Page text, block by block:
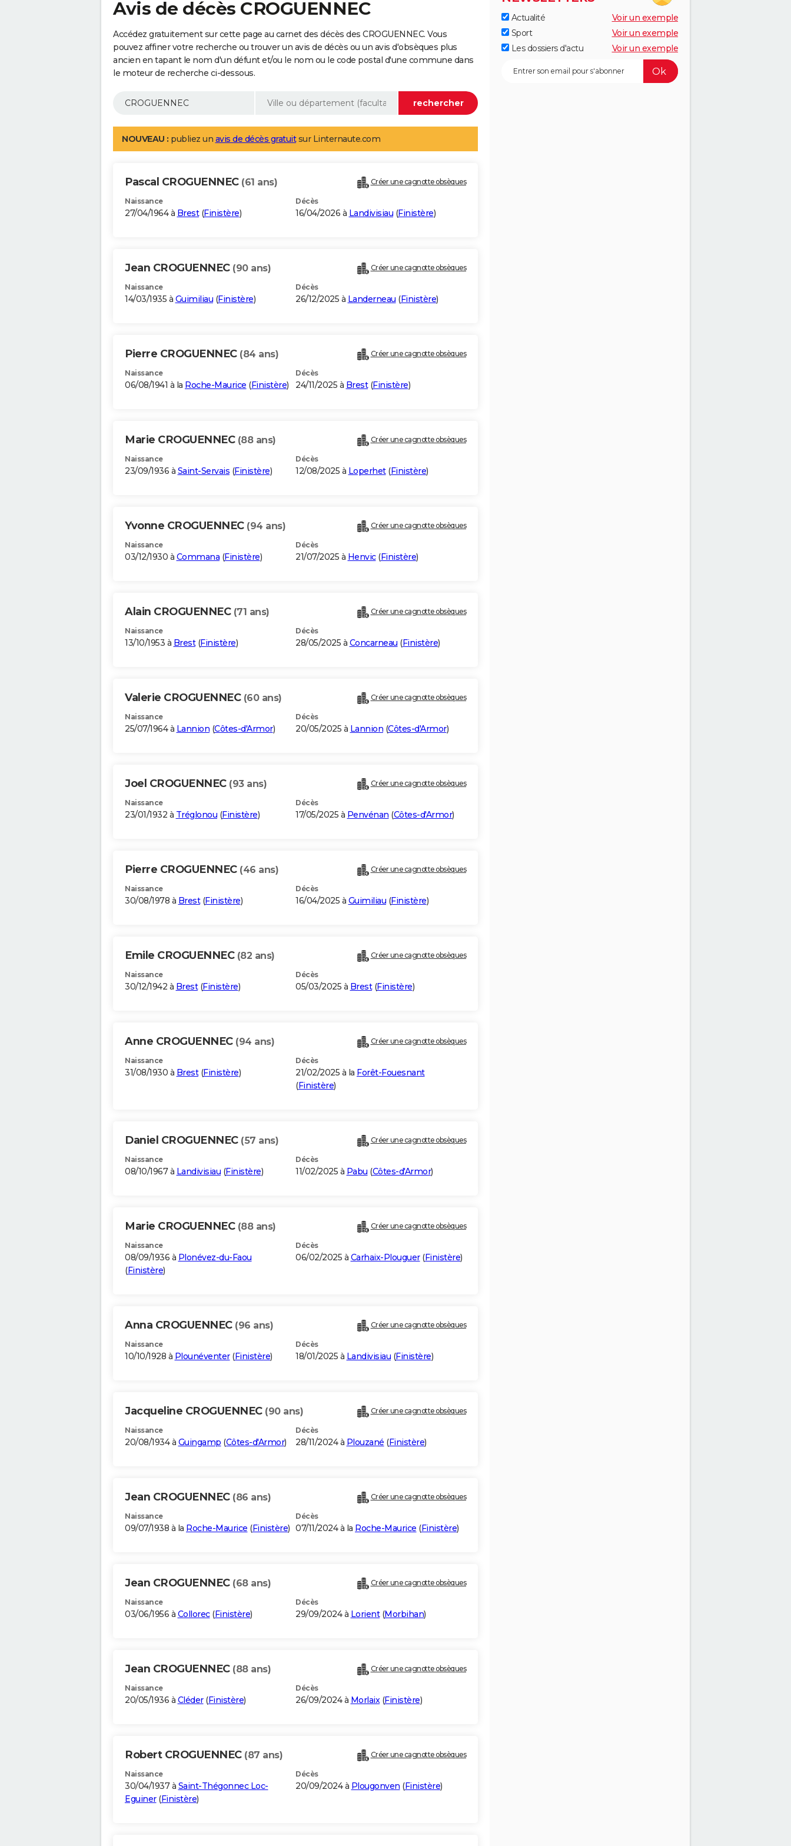
Avis de décès CROGUENNEC
Accédez gratuitement sur cette page au carnet des décès des CROGUENNEC. Vous
pouvez affiner votre recherche ou trouver un avis de décès ou un avis d'obsèques plus
ancien en tapant le nom d'un défunt et/ou le nom ou le code postal d'une commune dans
le moteur de recherche ci-dessous.
NOUVEAU : publiez un avis de décès gratuitsur Linternaute.com
Pascal CROGUENNEC (61 ans) Créer une cagnotte obsèques
Naissance
27/04/1964 à Brest(Finistère)
Décès
16/04/2026 à Landivisiau (Finistère)
Jean CROGUENNEC (90 ans) Créer une cagnotte obsèques
Naissance
14/03/1935 à Guimiliau (Finistère)
Décès
26/12/2025 à Landerneau (Finistère)
Pierre CROGUENNEC (84 ans) Créer une cagnotte obsèques
Naissance
06/08/1941 à la Roche-Maurice (Finistère)
Décès
24/11/2025 à Brest(Finistère)
Marie CROGUENNEC (88 ans) Créer une cagnotte obsèques
Naissance
23/09/1936 à Saint-Servais (Finistère)
Décès
12/08/2025 à Loperhet(Finistère)
Yvonne CROGUENNEC (94 ans) Créer une cagnotte obsèques
Naissance
03/12/1930 à Commana (Finistère)
Décès
21/07/2025 à Henvic(Finistère)
Alain CROGUENNEC (71 ans) Créer une cagnotte obsèques
Naissance
13/10/1953 à Brest(Finistère)
Décès
28/05/2025 à Concarneau (Finistère)
Valerie CROGUENNEC (60 ans) Créer une cagnotte obsèques
Naissance
25/07/1964 à Lannion (Côtes-d'Armor)
Décès
20/05/2025 à Lannion (Côtes-d'Armor)
Joel CROGUENNEC (93 ans) Créer une cagnotte obsèques
Naissance
23/01/1932 à Tréglonou (Finistère)
Décès
17/05/2025 à Penvénan (Côtes-d'Armor)
Pierre CROGUENNEC (46 ans) Créer une cagnotte obsèques
Naissance
30/08/1978 à Brest(Finistère)
Décès
16/04/2025 à Guimiliau (Finistère)
Emile CROGUENNEC (82 ans) Créer une cagnotte obsèques
Naissance
30/12/1942 à Brest(Finistère)
Décès
05/03/2025 à Brest(Finistère)
Anne CROGUENNEC (94 ans) Créer une cagnotte obsèques
Naissance
31/08/1930 à Brest(Finistère)
Décès
21/02/2025 à la Forêt-Fouesnant
(Finistère)
Daniel CROGUENNEC (57 ans) Créer une cagnotte obsèques
Naissance
08/10/1967 à Landivisiau (Finistère)
Décès
11/02/2025 à Pabu (Côtes-d'Armor)
Marie CROGUENNEC (88 ans) Créer une cagnotte obsèques
Naissance
08/09/1936 à Plonévez-du-Faou
(Finistère)
Décès
06/02/2025 à Carhaix-Plouguer(Finistère)
Anna CROGUENNEC (96 ans) Créer une cagnotte obsèques
Naissance
10/10/1928 à Plounéventer(Finistère)
Décès
18/01/2025 à Landivisiau (Finistère)
Jacqueline CROGUENNEC (90 ans) Créer une cagnotte obsèques
Naissance
20/08/1934 à Guingamp (Côtes-d'Armor)
Décès
28/11/2024 à Plouzané (Finistère)
Jean CROGUENNEC (86 ans) Créer une cagnotte obsèques
Naissance
09/07/1938 à la Roche-Maurice (Finistère)
Décès
07/11/2024 à la Roche-Maurice (Finistère)
Jean CROGUENNEC (68 ans) Créer une cagnotte obsèques
Naissance
03/06/1956 à Collorec(Finistère)
Décès
29/09/2024 à Lorient(Morbihan)
Jean CROGUENNEC (88 ans) Créer une cagnotte obsèques
Naissance
20/05/1936 à Cléder(Finistère)
Décès
26/09/2024 à Morlaix(Finistère)
Robert CROGUENNEC (87 ans) Créer une cagnotte obsèques
Naissance
30/04/1937 à Saint-Thégonnec Loc-
Eguiner(Finistère)
Décès
20/09/2024 à Plougonven (Finistère)
Actualité
Voir un exemple
Sport
Voir un exemple
Les dossiers d'actu
Voir un exemple